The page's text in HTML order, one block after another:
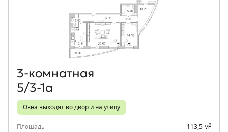
Объект месяца
3‑комнатная
5/3-1а
Окна выходят во двор и на улицу
Площадь 113,5 м2